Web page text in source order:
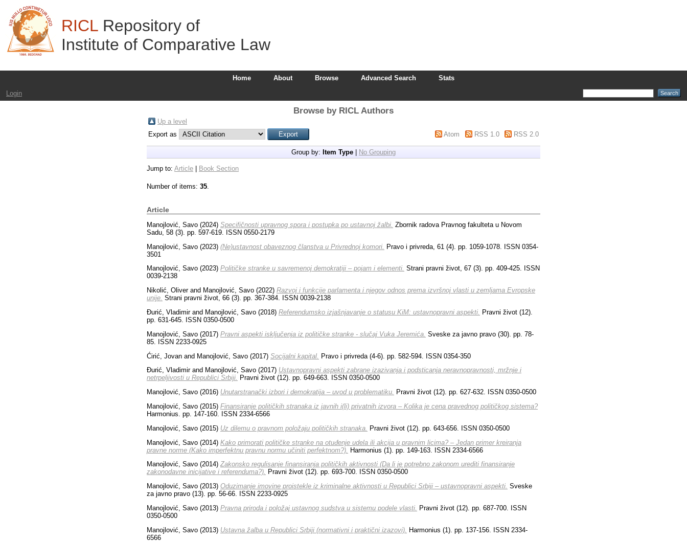
RICL Repository of
Institute of Comparative Law
Home About Browse Advanced Search
Stats
Login
Browse by RICL Authors
Up a level
Export as
Atom RSS 1.0 RSS 2.0
Group by: Item Type No Grouping
Jump to: Article Book Section
Number of items: 35.
Article
Manojlović, Savo (2024) Specifičnosti upravnog spora i postupka po ustavnoj žalbi. Zbornik radova Pravnog fakulteta u Novom
Sadu, 58 (3). pp. 597-619. ISSN 0550-2179
Manojlović, Savo (2023) (Ne)ustavnost obaveznog članstva u Privrednoj komori. Pravo i privreda, 61 (4). pp. 1059-1078. ISSN 0354-
3501
Manojlović, Savo (2023) Političke stranke u savremenoj demokratiji – pojam i elementi. Strani pravni život, 67 (3). pp. 409-425. ISSN
0039-2138
Nikolić, Oliverand Manojlović, Savo (2022) Razvoj i funkcije parlamenta i njegov odnos prema izvršnoj vlasti u zemljama Evropske
unije. Strani pravni život, 66 (3). pp. 367-384. ISSN 0039-2138
Đurić, Vladimirand Manojlović, Savo (2018) Referendumsko izjašnjavanje o statusu KiM: ustavnopravni aspekti.
Pravni život (12).
pp. 631-645. ISSN 0350-0500
Manojlović, Savo (2017) Pravni aspekti isklјučenja iz političke stranke - slučaj Vuka Jeremića. Sveske za javno pravo (30). pp. 78-
85. ISSN 2233-0925
Ćirić, Jovan and Manojlović, Savo (2017) Socijalni kapital. Pravo i privreda (4-6). pp. 582-594. ISSN 0354-350
Đurić, Vladimirand Manojlović, Savo (2017) Ustavnopravni aspekti zabrane izazivanja i podsticanja neravnopravnosti, mržnje i
netrpelјivosti u Republici Srbiji. Pravni život (12). pp. 649-663. ISSN 0350-0500
Manojlović, Savo (2016) Unutarstranački izbori i demokratija – uvod u problematiku. Pravni život (12). pp. 627-632. ISSN 0350-0500
Manojlović, Savo (2015) Finansiranje političkih stranaka iz javnih i(li) privatnih izvora – Kolika je cena pravednog političkog sistema?
Harmonius. pp. 147-160. ISSN 2334-6566
Manojlović, Savo (2015) Uz dilemu o pravnom položaju političkih stranaka.
Pravni život (12). pp. 643-656. ISSN 0350-0500
Manojlović, Savo (2014) Kako primorati političke stranke na otuđenje udela ili akcija u pravnim licima? – Jedan primer kreiranja
pravne norme (Kako imperfektnu pravnu normu učiniti perfektnom?). Harmonius (1). pp. 149-163. ISSN 2334-6566
Manojlović, Savo (2014) Zakonsko regulisanje finansiranja političkih aktivnosti (Da li je potrebno zakonom urediti finansiranje
zakonodavne inicijative i referenduma?). Pravni život (12). pp. 693-700. ISSN 0350-0500
Manojlović, Savo (2013) Oduzimanje imovine proistekle iz kriminalne aktivnosti u Republici Srbiji – ustavnopravni aspekti. Sveske
za javno pravo (13). pp. 56-66. ISSN 2233-0925
Manojlović, Savo (2013) Pravna priroda i položaj ustavnog sudstva u sistemu podele vlasti.
Pravni život (12). pp. 687-700. ISSN
0350-0500
Manojlović, Savo (2013) Ustavna žalba u Republici Srbiji (normativni i praktični izazovi).
Harmonius (1). pp. 137-156. ISSN 2334-
6566